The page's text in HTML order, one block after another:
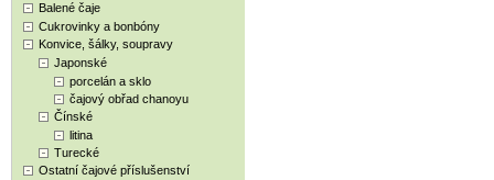
Balené čaje
Cukrovinky a bonbóny
Konvice, šálky, soupravy
Japonské
porcelán a sklo
čajový obřad chanoyu
Čínské
litina
Turecké
Ostatní čajové příslušenství